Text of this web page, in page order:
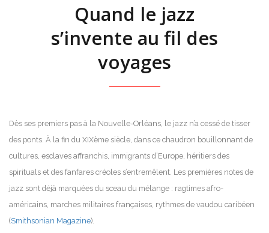
Quand le jazz
s’invente au fil des
voyages
Dès ses premiers pas à la Nouvelle-Orléans, le jazz n’a cessé de tisser
des ponts. À la fin du XIXème siècle, dans ce chaudron bouillonnant de
cultures, esclaves affranchis, immigrants d’Europe, héritiers des
spirituals et des fanfares créoles s’entremêlent. Les premières notes de
jazz sont déjà marquées du sceau du mélange : ragtimes afro-
américains, marches militaires françaises, rythmes de vaudou caribéen
(Smithsonian Magazine).